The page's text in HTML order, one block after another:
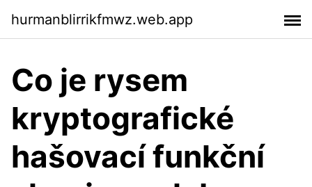
hurmanblirrikfmwz.web.app
Co je rysem
kryptografické
hašovací funkční